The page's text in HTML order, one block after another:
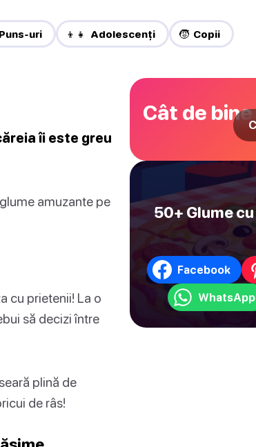
uri 👦👧 Adolescenți 🧒 Copii
îi este greu
amuzante pe
cu prietenii! La o
să decizi între
plină de
de râs!
Cât de
50+ Glume
Facebook
WhatsApp